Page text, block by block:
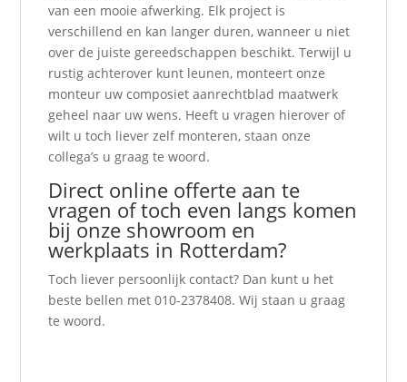
van een mooie afwerking. Elk project is
verschillend en kan langer duren, wanneer u niet
over de juiste gereedschappen beschikt. Terwijl u
rustig achterover kunt leunen, monteert onze
monteur uw composiet aanrechtblad maatwerk
geheel naar uw wens. Heeft u vragen hierover of
wilt u toch liever zelf monteren, staan onze
collega’s u graag te woord.
Direct online offerte aan te
vragen of toch even langs komen
bij onze showroom en
werkplaats in Rotterdam?
Toch liever persoonlijk contact? Dan kunt u het
beste bellen met 010-2378408. Wij staan u graag
te woord.